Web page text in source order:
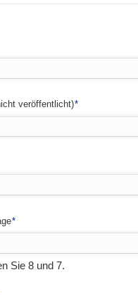
veröffentlicht)*
*
Sie 8 und 7.